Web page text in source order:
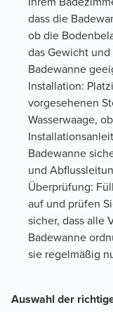
dass die
ob die
das Gewicht
Badewanne
Installation:
vorgesehenen
Wasserwaage,
Badewanne
und
Überprüfung:
auf und prüfen
sicher, dass alle
Badewanne
sie regelmäßig
Auswahl der